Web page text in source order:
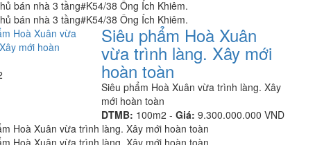
Siêu phẩm Hoà Xuân
vừa trình làng. Xây mới
hoàn toàn
Siêu phẩm Hoà Xuân vừa trình làng. Xây
mới hoàn toàn
DTMB: 100m2 - Giá: 9.300.000.000 VND